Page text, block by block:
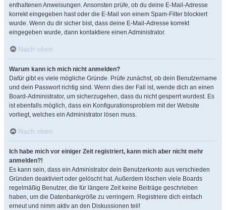
enthaltenen Anweisungen. Ansonsten prüfe, ob du deine E-Mail-Adresse
korrekt eingegeben hast oder die E-Mail von einem Spam-Filter blockiert
wurde. Wenn du dir sicher bist, dass deine E-Mail-Adresse korrekt
eingegeben wurde, dann kontaktiere einen Administrator.
Nach oben
Warum kann ich mich nicht anmelden?
Dafür gibt es viele mögliche Gründe. Prüfe zunächst, ob dein Benutzername
und dein Passwort richtig sind. Wenn dies der Fall ist, wende dich an einen
Board-Administrator, um sicherzugehen, dass du nicht gesperrt wurdest. Es
ist ebenfalls möglich, dass ein Konfigurationsproblem mit der Website
vorliegt, welches ein Administrator lösen muss.
Nach oben
Ich habe mich vor einiger Zeit registriert, kann mich aber nicht mehr
anmelden?!
Es kann sein, dass ein Administrator dein Benutzerkonto aus verschieden
Gründen deaktiviert oder gelöscht hat. Außerdem löschen viele Boards
regelmäßig Benutzer, die für längere Zeit keine Beiträge geschrieben
haben, um die Datenbankgröße zu verringern. Registriere dich einfach
erneut und nimm aktiv an den Diskussionen teil!